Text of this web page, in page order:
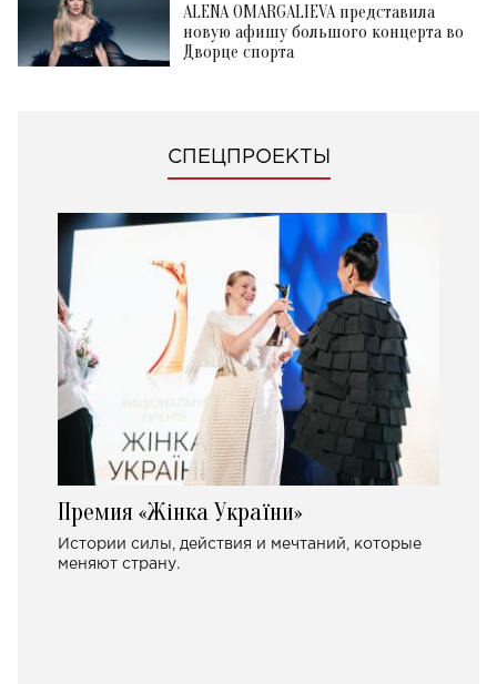
ALENA OMARGALIEVA представила
новую афишу большого концерта во
Дворце спорта
СПЕЦПРОЕКТЫ
Премия «Жінка України»
Истории силы, действия и мечтаний, которые
меняют страну.